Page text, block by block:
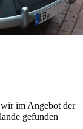
im Angebot der
gefunden